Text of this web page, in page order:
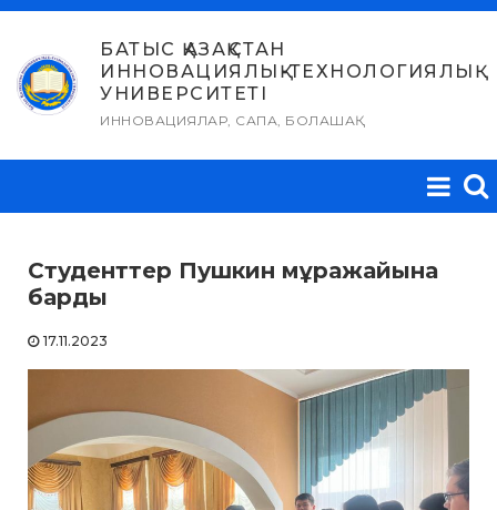
Skip
content
БАТЫС ҚАЗАҚСТАН
ИННОВАЦИЯЛЫҚ-ТЕХНОЛОГИЯЛЫҚ
УНИВЕРСИТЕТІ
ИННОВАЦИЯЛАР, САПА, БОЛАШАҚ
Студенттер Пушкин мұражайына
барды
17.11.2023